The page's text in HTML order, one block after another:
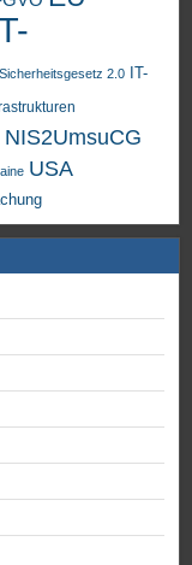
2.0
IT-
NIS2UmsuCG
USA